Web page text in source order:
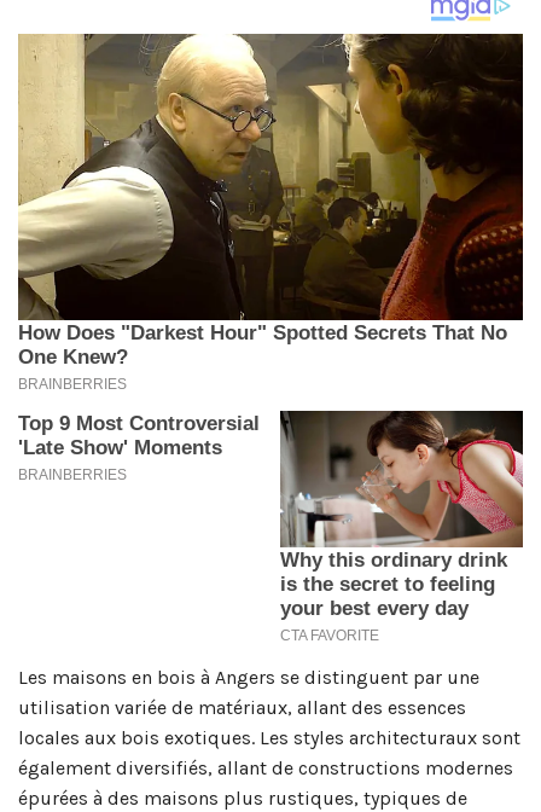
Les maisons en bois à Angers se distinguent par une
utilisation variée de matériaux, allant des essences
locales aux bois exotiques. Les styles architecturaux sont
également diversifiés, allant de constructions modernes
épurées à des maisons plus rustiques, typiques de